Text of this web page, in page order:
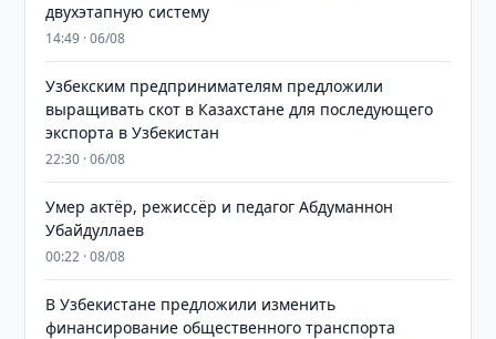
двухэтапную систему
14:49 · 06/08
Узбекским предпринимателям предложили
выращивать скот в Казахстане для последующего
экспорта в Узбекистан
22:30 · 06/08
Умер актёр, режиссёр и педагог Абдуманнон
Убайдуллаев
00:22 · 08/08
В Узбекистане предложили изменить
финансирование общественного транспорта